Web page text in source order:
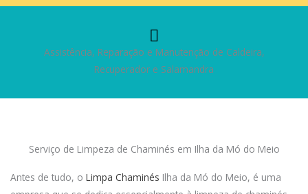
Assistência, Reparação e Manutenção de Caldeira,
Recuperador e Salamandra
Serviço de Limpeza de Chaminés em Ilha da Mó do Meio
Antes de tudo, o Limpa Chaminés Ilha da Mó do Meio, é uma